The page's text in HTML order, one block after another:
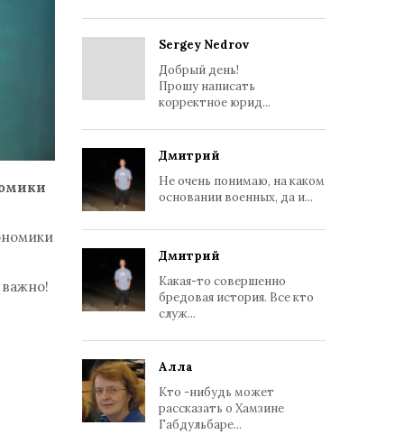
Sergey Nedrov
Добрый день!
Прошу написать
корректное юрид...
Дмитрий
Не очень понимаю, на каком
основании военных, да и...
Дмитрий
Какая-то совершенно
бредовая история. Все кто
служ...
Алла
Кто -нибудь может
рассказать о Хамзине
Габдульбаре...